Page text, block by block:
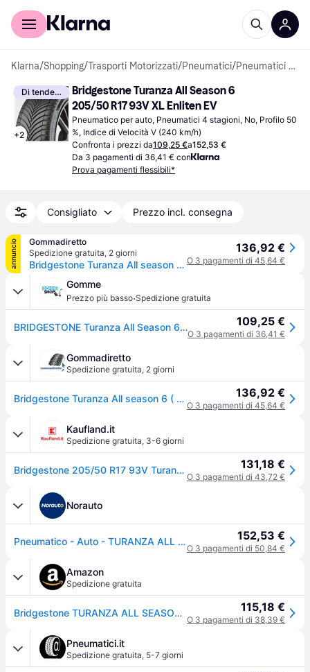
Per il tuo shopping
Klarna/Shopping/Trasporti Motorizzati/Pneumatici/ Pneumatici per auto
Di tendenza
+2
Bridgestone Turanza All Season 6
205/50 R17 93V XL Enliten EV
Pneumatico per auto, Pneumatici 4 stagioni, No, Profilo 50
%, Indice di Velocità V (240 km/h)
Confronta i prezzi da109,25 €a152,53 €
Da 3 pagamenti di 36,41 € con
Prova pagamenti flessibili*
Consigliato Prezzo incl. consegna
annuncio
Gommadiretto
Spedizione gratuita, 2 giorni
Bridgestone Turanza All season 6 ( 205/50 R17 93V XL Enliten / EV, con protezione del cerchio (MFS) )
136,92 €
O 3 pagamenti di 45,64 €
Gomme
Prezzo più basso·Spedizione gratuita
BRIDGESTONE Turanza All Season 6 205/50 R17 93V XL Tutte le stagioni 109,25 €
O 3 pagamenti di 36,41 €
Gommadiretto
Spedizione gratuita, 2 giorni
Bridgestone Turanza All season 6 ( 205/50 R17 93V XL Enliten / EV, con protezione del cerchio (MFS) ) 136,92 €
O 3 pagamenti di 45,64 €
Kaufland.it
Spedizione gratuita, 3-6 giorni
Bridgestone 205/50 R17 93V Turanza All Season 6 Xl 131,18 €
O 3 pagamenti di 43,72 €
Norauto
Pneumatico - Auto - TURANZA ALL SEASON 6 - Bridgestone - 205-50-17-93-V 152,53 €
O 3 pagamenti di 50,84 €
Amazon
Spedizione gratuita
Bridgestone TURANZA ALL SEASON 6 ENLITEN - 205/50 R17 93V XL - B/C/70 - Pneumatici Quattro stagioni (per auto e SUV) 115,18 €
O 3 pagamenti di 38,39 €
Pneumatici.it
Spedizione gratuita, 5-7 giorni